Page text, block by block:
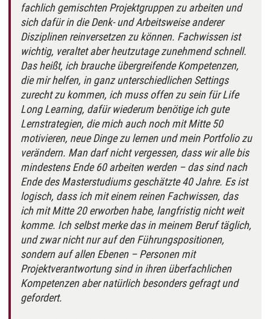
fachlich gemischten Projektgruppen zu arbeiten und
sich dafür in die Denk- und Arbeitsweise anderer
Disziplinen reinversetzen zu können. Fachwissen ist
wichtig, veraltet aber heutzutage zunehmend schnell.
Das heißt, ich brauche übergreifende Kompetenzen,
die mir helfen, in ganz unterschiedlichen Settings
zurecht zu kommen, ich muss offen zu sein für Life
Long Learning, dafür wiederum benötige ich gute
Lernstrategien, die mich auch noch mit Mitte 50
motivieren, neue Dinge zu lernen und mein Portfolio zu
verändern. Man darf nicht vergessen, dass wir alle bis
mindestens Ende 60 arbeiten werden – das sind nach
Ende des Masterstudiums geschätzte 40 Jahre. Es ist
logisch, dass ich mit einem reinen Fachwissen, das
ich mit Mitte 20 erworben habe, langfristig nicht weit
komme. Ich selbst merke das in meinem Beruf täglich,
und zwar nicht nur auf den Führungspositionen,
sondern auf allen Ebenen – Personen mit
Projektverantwortung sind in ihren überfachlichen
Kompetenzen aber natürlich besonders gefragt und
gefordert.